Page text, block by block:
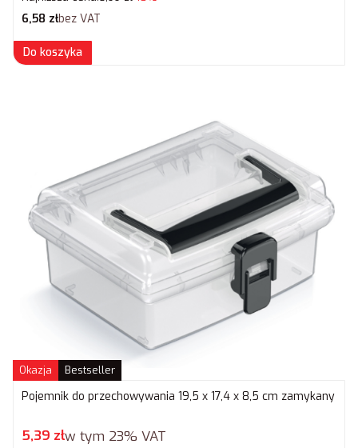
Cena netto
6,58 złbez VAT
Do koszyka
Okazja Bestseller
Pojemnik do przechowywania 19,5 x 17,4 x 8,5 cm zamykany
Cena promocyjna brutto
5,39 złw tym 23% VAT